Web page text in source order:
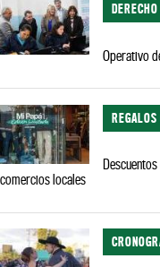
Operativo
REGALOS
comercios locales